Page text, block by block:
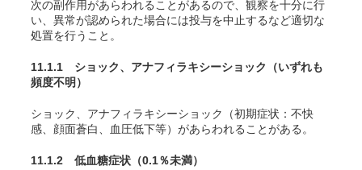
次の副作用があらわれることがあるので、観察を十分に行
い、異常が認められた場合には投与を中止するなど適切な
処置を行うこと。
11.1.1 ショック、アナフィラキシーショック
（いずれも
頻度不明）
ショック、アナフィラキシーショック（初期症状：不快
感、顔面蒼白、血圧低下等）があらわれることがある。
11.1.2 低血糖症状 （0.1％未満）